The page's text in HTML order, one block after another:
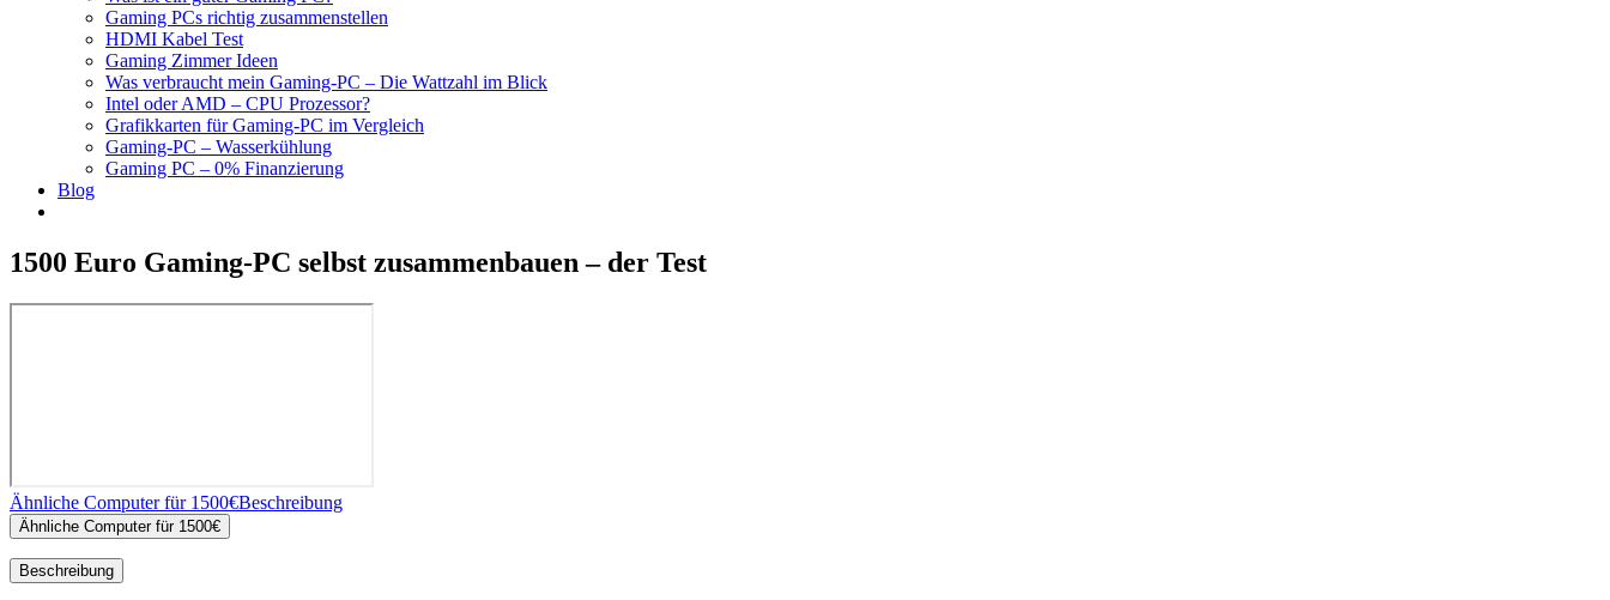
Gaming PCs richtig zusammenstellen
HDMI Kabel Test
Gaming Zimmer Ideen
Was verbraucht mein Gaming-PC – Die Wattzahl im Blick
Intel oder AMD – CPU Prozessor?
Grafikkarten für Gaming-PC im Vergleich
Gaming-PC – Wasserkühlung
Gaming PC – 0% Finanzierung
Blog
1500 Euro Gaming-PC selbst zusammenbauen – der Test
Ähnliche Computer für 1500€Beschreibung
Ähnliche Computer für 1500€
Beschreibung